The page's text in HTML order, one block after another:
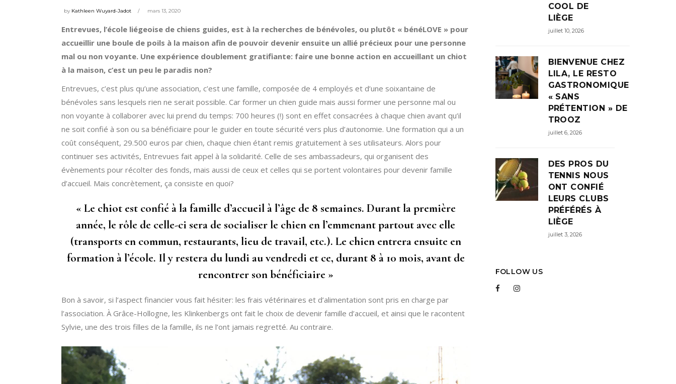
by Kathleen Wuyard-Jadot mars 13, 2020
Entrevues, l’école liégeoise de chiens guides, est à la recherches de bénévoles, ou plutôt « bénéLOVE » pour
accueillir une boule de poils à la maison afin de pouvoir devenir ensuite un allié précieux pour une personne
mal ou non voyante. Une expérience doublement gratifiante: faire une bonne action en accueillant un chiot
à la maison, c’est un peu le paradis non?
Entrevues, c’est plus qu’une association, c’est une famille, composée de 4 employés et d’une soixantaine de
bénévoles sans lesquels rien ne serait possible. Car former un chien guide mais aussi former une personne mal ou
non voyante à collaborer avec lui prend du temps: 700 heures (!) sont en effet consacrées à chaque chien avant qu’il
ne soit confié à son ou sa bénéficiaire pour le guider en toute sécurité vers plus d’autonomie. Une formation qui a un
coût conséquent, 29.500 euros par chien, chaque chien étant remis gratuitement à ses utilisateurs. Alors pour
continuer ses activités, Entrevues fait appel à la solidarité. Celle de ses ambassadeurs, qui organisent des
évènements pour récolter des fonds, mais aussi de ceux et celles qui se portent volontaires pour devenir famille
d’accueil. Mais concrètement, ça consiste en quoi?
« Le chiot est confié à la famille d’accueil à l’âge de 8 semaines. Durant la première
année, le rôle de celle-ci sera de socialiser le chien en l’emmenant partout avec elle
(transports en commun, restaurants, lieu de travail, etc.). Le chien entrera ensuite en
formation à l’école. Il y restera du lundi au vendredi et ce, durant 8 à 10 mois, avant de
rencontrer son bénéficiaire »
Bon à savoir, si l’aspect financier vous fait hésiter: les frais vétérinaires et d’alimentation sont pris en charge par
l’association. À Grâce-Hollogne, les Klinkenbergs ont fait le choix de devenir famille d’accueil, et ainsi que le racontent
Sylvie, une des trois filles de la famille, ils ne l’ont jamais regretté. Au contraire.
COOL DE
LIÈGE
juillet 10, 2026
BIENVENUE CHEZ
LILA, LE RESTO
GASTRONOMIQUE
« SANS
PRÉTENTION » DE
TROOZ
juillet 6, 2026
DES PROS DU
TENNIS NOUS
ONT CONFIÉ
LEURS CLUBS
PRÉFÉRÉS À
LIÈGE
juillet 3, 2026
FOLLOW US